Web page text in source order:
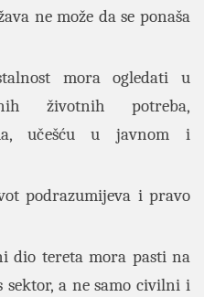
ne može da se ponaša
mora ogledati u
životnih potreba,
učešću u javnom i
podrazumijeva i pravo
dio tereta mora pasti na
a ne samo civilni i